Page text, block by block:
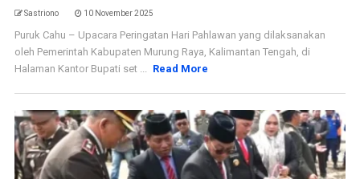
Sastriono 10 November 2025
Puruk Cahu – Upacara Peringatan Hari Pahlawan yang dilaksanakan
oleh Pemerintah Kabupaten Murung Raya, Kalimantan Tengah, di
Halaman Kantor Bupati set ... Read More